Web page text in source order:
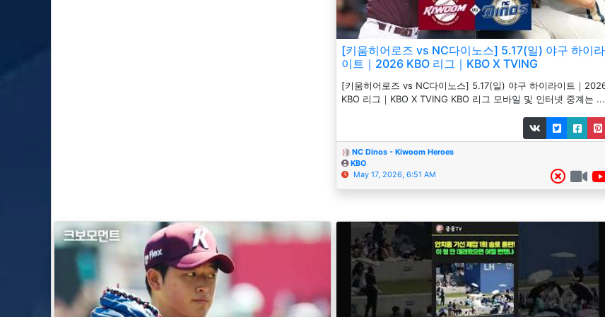
[키움히어로즈 vs NC다이노스] 5.17(일) 야구 하이라
이트｜2026 KBO 리그｜KBO X TVING
[키움히어로즈 vs NC다이노스] 5.17(일) 야구 하이라이트｜
KBO 리그｜KBO X TVING KBO 리그 모바일 및 인터넷 중계는 ...
NC Dinos - Kiwoom Heroes
KBO
May 17, 2026, 6:51 AM